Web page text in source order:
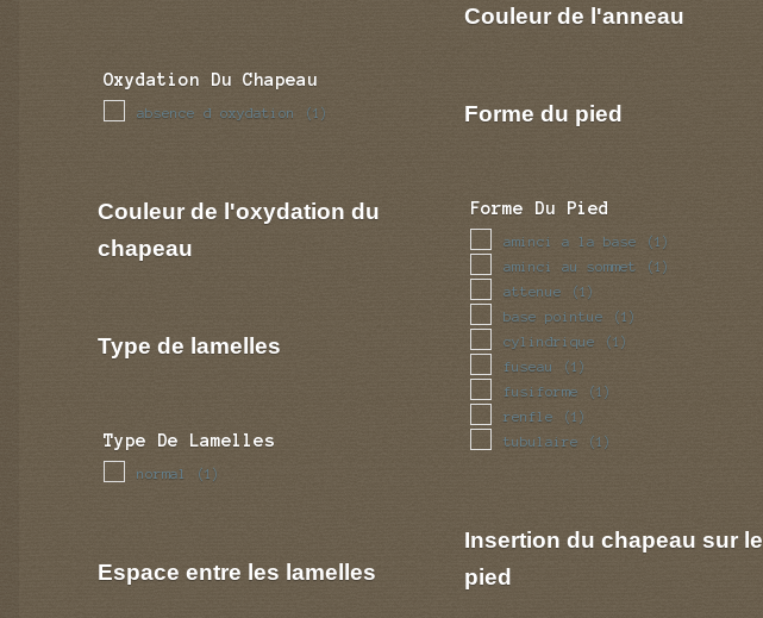
Oxydation Du Chapeau
absence d oxydation (1)
Couleur de l'oxydation du
chapeau
Type de lamelles
Type De Lamelles
normal (1)
Espace entre les lamelles
Couleur de l'anneau
Forme du pied
Forme Du Pied
aminci a la base (1)
aminci au sommet (1)
attenue (1)
base pointue (1)
cylindrique (1)
fuseau (1)
fusiforme (1)
renfle (1)
tubulaire (1)
Insertion du chapeau sur le
pied